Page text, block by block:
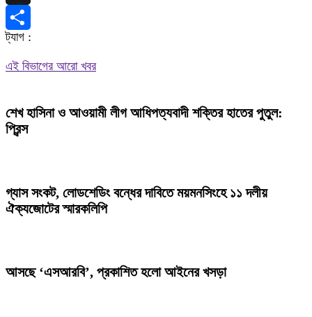
X
Share
ট্যাগ :
এই বিভাগের আরো খবর
শেখ হাসিনা ও আওয়ামী লীগ আধিপত্যবাদী শক্তির হাতের পুতুল:
প্রিন্স
গ্যাস সংকট, লোডশেডিং বন্ধের দাবিতে ময়মনসিংহে ১১ দলীয়
ঐক্যজোটের স্মারকলিপি
আসছে ‘এসআরবি’, প্রকাশিত হলো আইনের খসড়া